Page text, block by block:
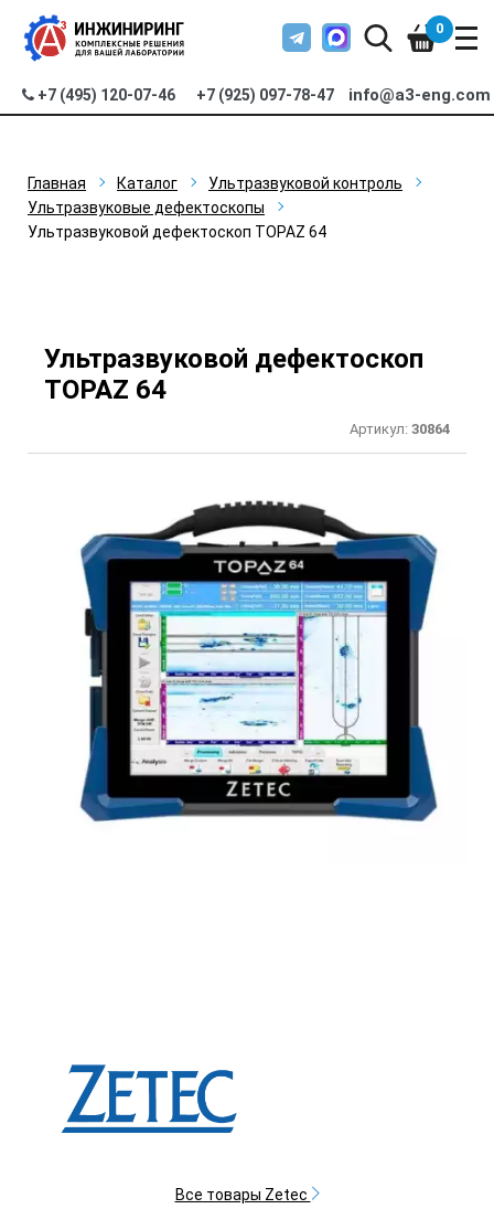
+7 (495) 120-07-46 +7 (925) 097-78-47 info@a3-eng.com
0
Главная Каталог
Ультразвуковой контроль
Ультразвуковые дефектоскопы
Ультразвуковой дефектоскоп TOPAZ 64
Ультразвуковой дефектоскоп
TOPAZ 64
Артикул: 30864
Все товары Zetec